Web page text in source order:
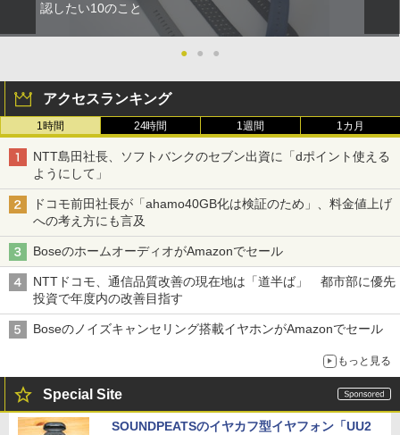
認したい10のこと
● ● ●
アクセスランキング
1時間 24時間 1週間 1カ月
NTT島田社長、ソフトバンクのセブン出資に「dポイント使える
ようにして」
ドコモ前田社長が「ahamo40GB化は検証のため」、料金値上げ
への考え方にも言及
BoseのホームオーディオがAmazonでセール
NTTドコモ、通信品質改善の現在地は「道半ば」 都市部に優先
投資で年度内の改善目指す
Boseのノイズキャンセリング搭載イヤホンがAmazonでセール
もっと見る
Special Site
SOUNDPEATSのイヤカフ型イヤフォン「UU2